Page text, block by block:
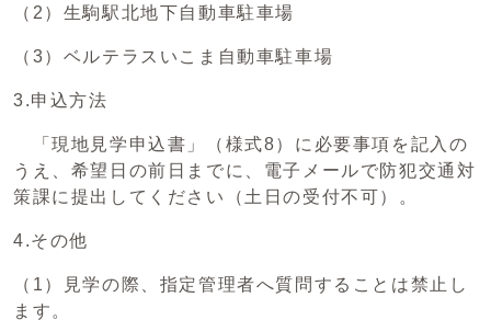
（2）生駒駅北地下自動車駐車場
（3）ベルテラスいこま自動車駐車場
3.申込方法
「現地見学申込書」（様式8）に必要事項を記入の
うえ、希望日の前日までに、電子メールで防犯交通対
策課に提出してください（土日の受付不可）。
4.その他
（1）見学の際、指定管理者へ質問することは禁止し
ます。